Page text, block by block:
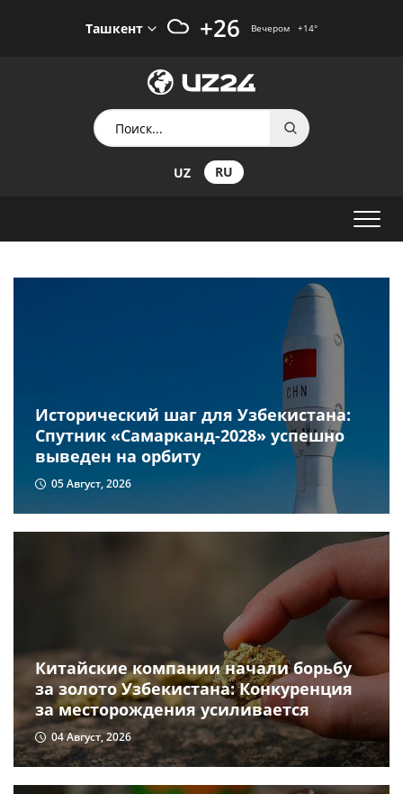
Ташкент +26 Вечером +14°
UZ RU
Исторический шаг для Узбекистана:
Спутник «Самарканд-2028» успешно
выведен на орбиту
05 Август, 2026
Китайские компании начали борьбу
за золото Узбекистана: Конкуренция
за месторождения усиливается
04 Август, 2026